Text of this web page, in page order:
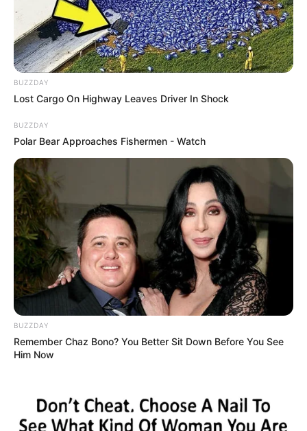
BUZZDAY
Lost Cargo On Highway Leaves Driver In Shock
BUZZDAY
Polar Bear Approaches Fishermen - Watch
BUZZDAY
Remember Chaz Bono? You Better Sit Down Before You See
Him Now